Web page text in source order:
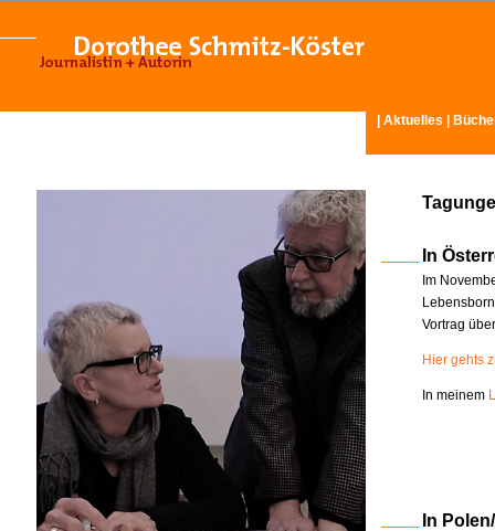
Aktuelles
In
Im
Vortrag
Hier gehts
In meinem
In